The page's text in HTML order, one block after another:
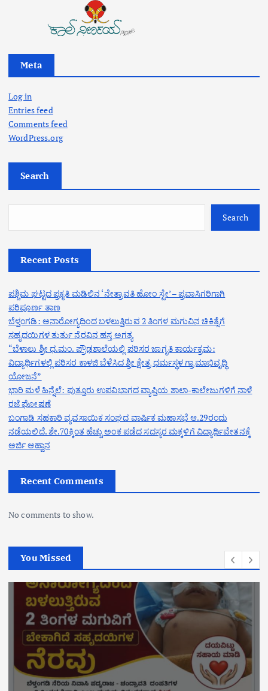
Meta
Log in
Entries feed
Comments feed
WordPress.org
Search
Search
Recent Posts
ಪಶ್ಚಿಮ ಘಟ್ಟದ ಪ್ರಕೃತಿ ಮಡಿಲಿನ ‘ನೇತ್ರಾವತಿ ಹೋಂ ಸ್ಟೇ’ – ಪ್ರವಾಸಿಗರಿಗಾಗಿ
ಪರಿಪೂರ್ಣ ತಾಣ
ಬೆಳ್ತಂಗಡಿ: ಅನಾರೋಗ್ಯದಿಂದ ಬಳಲುತ್ತಿರುವ 2 ತಿಂಗಳ ಮಗುವಿನ ಚಿಕಿತ್ಸೆಗೆ
ಸಹೃದಯಿಗಳ ತುರ್ತು ನೆರವಿನ ಹಸ್ತ ಅಗತ್ಯ
“ಬೆಳಾಲು ಶ್ರೀ ಧ.ಮಂ. ಪ್ರೌಢಶಾಲೆಯಲ್ಲಿ ಪರಿಸರ ಜಾಗೃತಿ ಕಾರ್ಯಕ್ರಮ:
ವಿದ್ಯಾರ್ಥಿಗಳಲ್ಲಿ ಪರಿಸರ ಕಾಳಜಿ ಬೆಳೆಸಿದ ಶ್ರೀ ಕ್ಷೇತ್ರ ಧರ್ಮಸ್ಥಳ ಗ್ರಾಮಾಭಿವೃದ್ಧಿ
ಯೋಜನೆ”
ಭಾರಿ ಮಳೆ ಹಿನ್ನೆಲೆ: ಪುತ್ತೂರು ಉಪವಿಭಾಗದ ವ್ಯಾಪ್ತಿಯ ಶಾಲಾ-ಕಾಲೇಜುಗಳಿಗೆ ನಾಳೆ
ರಜೆ ಘೋಷಣೆ
ಬಂಗಾಡಿ ಸಹಕಾರಿ ವ್ಯವಸಾಯಿಕ ಸಂಘದ ವಾರ್ಷಿಕ ಮಹಾಸಭೆ ಆ.29ರಂದು
ನಡೆಯಲಿದೆ. ಶೇ.70ಕ್ಕಿಂತ ಹೆಚ್ಚು ಅಂಕ ಪಡೆದ ಸದಸ್ಯರ ಮಕ್ಕಳಿಗೆ ವಿದ್ಯಾರ್ಥಿವೇತನಕ್ಕೆ
ಅರ್ಜಿ ಆಹ್ವಾನ
Recent Comments
No comments to show.
You Missed
Main news ಸುದ್ದಿಗಳು